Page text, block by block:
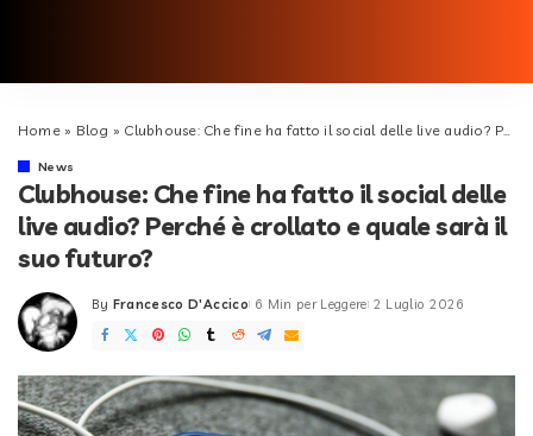
Home» Blog » Clubhouse: Che fine ha fatto il social delle live audio? Perché è crollato e quale sarà il suo futuro?
News
Clubhouse: Che fine ha fatto il social delle
live audio? Perché è crollato e quale sarà il
suo futuro?
Posted
by
By Francesco D'Accico 6 Min per Leggere 2 Luglio 2026